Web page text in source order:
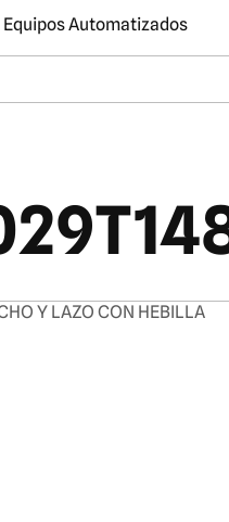
Equipos Automatizados
Y LAZO CON HEBILLA